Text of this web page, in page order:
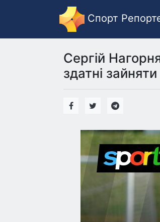
Спорт
Сергій
здатні